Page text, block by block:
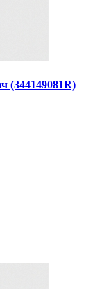
(344149081R)